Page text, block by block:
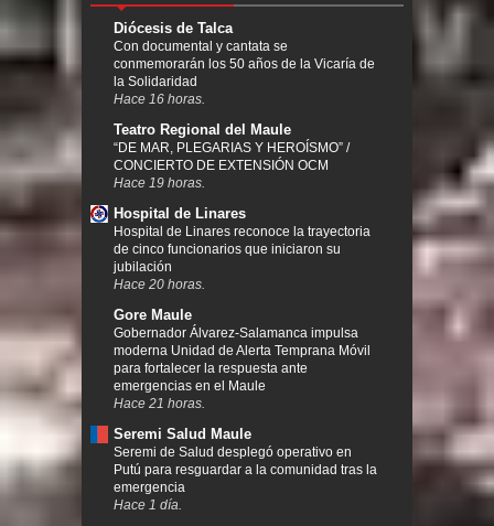
Diócesis de Talca
Con documental y cantata se
conmemorarán los 50 años de la Vicaría de
la Solidaridad
Hace 16 horas.
Teatro Regional del Maule
“DE MAR, PLEGARIAS Y HEROÍSMO” /
CONCIERTO DE EXTENSIÓN OCM
Hace 19 horas.
Hospital de Linares
Hospital de Linares reconoce la trayectoria
de cinco funcionarios que iniciaron su
jubilación
Hace 20 horas.
Gore Maule
Gobernador Álvarez-Salamanca impulsa
moderna Unidad de Alerta Temprana Móvil
para fortalecer la respuesta ante
emergencias en el Maule
Hace 21 horas.
Seremi Salud Maule
Seremi de Salud desplegó operativo en
Putú para resguardar a la comunidad tras la
emergencia
Hace 1 día.